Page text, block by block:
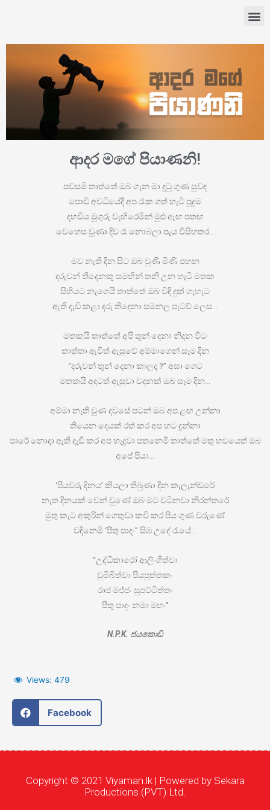
ආදර මගේ පියාණනි!
පවසමි තාත්තේ ඔබ ගැන මා දුටු ගුණ සුවඳ
පොඩි අවධියේදී අප රැක ගත් හැටි පුදුම
දහඩිය මුගුරු වැඟිරෙමින් මුළු ඇඟ පතඟ
වෙහෙස වුණා දිව රෑ නොබලා පැය විසිහතර…
මව නැති දින සිට ඔබ වුණි මිණි පහන
දරුවන් තිදෙනකු සමඟින් තනි උන හැටි මතක
සිහියට නැගෙයි තාත්තේ ඔබ විඳි දුක් ගැහැට
ඇති දැඩි කළා දරු තිදෙනා සමනල පැටව් ලෙස…
මතකයි තාත්තේ අපි තුන් දෙනා නිදන විට
තාත්තා ඇවිත් ඇසුවේ අම්මාගෙන් සෑම දින
“දරුවන් තුන් දෙනා කාලද ?” අසා ගෙට
මතකයි අදටත් ඇසුවා වදනක් ඔබ සෑම දින…
අම්මා නැති වුණ දවසේ පටන් ඔබ අප ළඟ උන්නා
තියෙන දෙයක් රත් කර අප හට දුන්නා
පාරේ නොදා ඇති දැඩි කර අප හැදුවා පතනෙමි තාත්තේ මතු භවයෙත් ඔබ
අපේ පියා…
‘පියවරු දිනය’ කියලා තිබුණා දින කැලැන්ඩරේ
නැත දිනයක් වෙන් වුණේ ඔබ මට වටිනවා නිරන්තරේ
මුතු කැට අකුරින් ගෙතුවා කවි කර පිය ගුණ වරුණේ
වඳිනෙමි ‘පීතු පාදං” සිඹ උදේ රැයේ…
“උද්ධිකාරෝ ආලිංගිත්වා
චුමිබිත්වා පියපුත්තකං
රාජ මජ්ජං සුපට්ටිත්තං
පීතු පාදං නමා මහං”
N.P.K. ජයකොඩි
Views: 479
Facebook
Copyright © 2021 Viyaman.lk | Powered by Sekara
Productions (PVT) Ltd.